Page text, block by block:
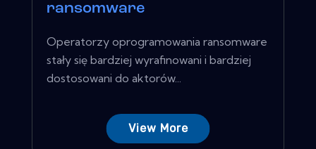
ransomware
Operatorzy oprogramowania ransomware
stały się bardziej wyrafinowani i bardziej
dostosowani do aktorów...
View More